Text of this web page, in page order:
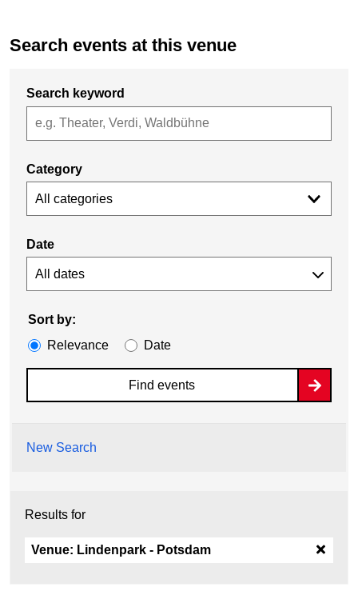
Search events at this venue
Search keyword
Category
All categories
Date
Sort by:
Relevance
Date
Find events
New Search
Results for
Venue: Lindenpark - Potsdam